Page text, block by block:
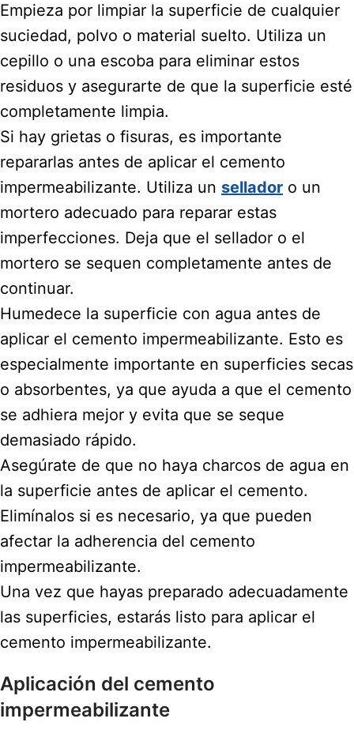
Empieza por limpiar la superficie de cualquier
suciedad, polvo o material suelto. Utiliza un
cepillo o una escoba para eliminar estos
residuos y asegurarte de que la superficie esté
completamente limpia.
Si hay grietas o fisuras, es importante
repararlas antes de aplicar el cemento
impermeabilizante. Utiliza un sellador o un
mortero adecuado para reparar estas
imperfecciones. Deja que el sellador o el
mortero se sequen completamente antes de
continuar.
Humedece la superficie con agua antes de
aplicar el cemento impermeabilizante. Esto es
especialmente importante en superficies secas
o absorbentes, ya que ayuda a que el cemento
se adhiera mejor y evita que se seque
demasiado rápido.
Asegúrate de que no haya charcos de agua en
la superficie antes de aplicar el cemento.
Elimínalos si es necesario, ya que pueden
afectar la adherencia del cemento
impermeabilizante.
Una vez que hayas preparado adecuadamente
las superficies, estarás listo para aplicar el
cemento impermeabilizante.
Aplicación del cemento
impermeabilizante